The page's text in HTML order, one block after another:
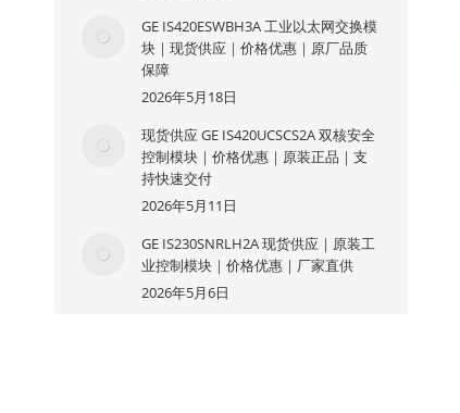
GE IS420ESWBH3A 工业以太网交换模
块｜现货供应｜价格优惠｜原厂品质
保障
2026年5月18日
现货供应 GE IS420UCSCS2A 双核安全
控制模块｜价格优惠｜原装正品｜支
持快速交付
2026年5月11日
GE IS230SNRLH2A 现货供应｜原装工
业控制模块｜价格优惠｜厂家直供
2026年5月6日